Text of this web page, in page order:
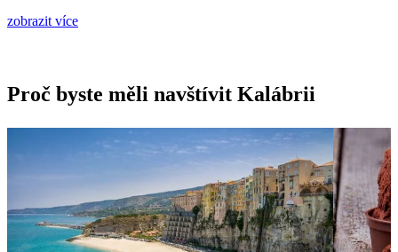
zobrazit více
Proč byste měli navštívit Kalábrii